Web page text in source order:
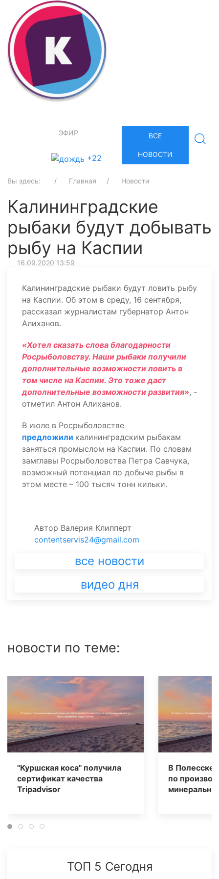
ЭФИР
+22
ВСЕ
НОВОСТИ
Вы здесь: Главная Новости
Калининградские
рыбаки будут добывать
рыбу на Каспии
16.09.2020 13:59
Калининградские рыбаки будут ловить рыбу
на Каспии. Об этом в среду, 16 сентября,
рассказал журналистам губернатор Антон
Алиханов.
«Хотел сказать слова благодарности
Росрыболовству. Наши рыбаки получили
дополнительные возможности ловить в
том числе на Каспии. Это тоже даст
дополнительные возможности развития», -
отметил Антон Алиханов.
В июле в Росрыболовстве
предложили калининградским рыбакам
заняться промыслом на Каспии. По словам
замглавы Росрыболовства Петра Савчука,
возможный потенциал по добыче рыбы в
этом месте – 100 тысяч тонн кильки.
Автор Валерия Клипперт
contentservis24@gmail.com
все новости
видео дня
новости по теме:
"Куршская коса" получила
сертификат качества
Tripаdvisor
В Полесске
по
ТОП 5 Сегодня